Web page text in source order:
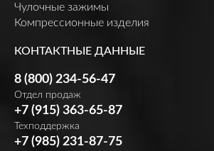
Чулочные зажимы
Компрессионные изделия
КОНТАКТНЫЕ ДАННЫЕ
8 (800) 234-56-47
Отдел продаж
+7 (915) 363-65-87
Техподдержка
+7 (985) 231-87-75